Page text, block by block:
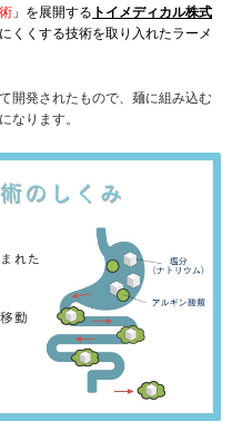
」を展開する トイメディカル株式
くくする技術を取り入れたラーメ
開発されたもので、麺に組み込む
なります。